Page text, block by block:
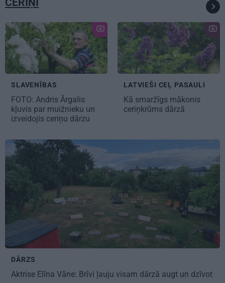
SLAVENĪBAS
FOTO: Andris Ārgalis
kļuvis par muižnieku un
izveidojis ceriņu dārzu
LATVIEŠI CEĻ PASAULI
Kā smaržīgs mākonis
ceriņkrūms dārzā
DĀRZS
Aktrise Elīna Vāne: Brīvi ļauju visam dārzā augt un dzīvot